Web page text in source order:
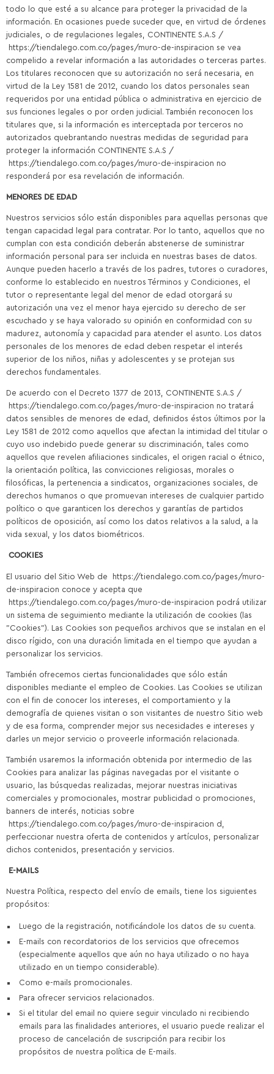
todo lo que esté a su alcance para proteger la privacidad de la
información. En ocasiones puede suceder que, en virtud de órdenes
judiciales, o de regulaciones legales, CONTINENTE S.A.S /
https://tiendalego.com.co/pages/muro-de-inspiracion se vea
compelido a revelar información a las autoridades o terceras partes.
Los titulares reconocen que su autorización no será necesaria, en
virtud de la Ley 1581 de 2012, cuando los datos personales sean
requeridos por una entidad pública o administrativa en ejercicio de
sus funciones legales o por orden judicial. También reconocen los
titulares que, si la información es interceptada por terceros no
autorizados quebrantando nuestras medidas de seguridad para
proteger la información CONTINENTE S.A.S /
https://tiendalego.com.co/pages/muro-de-inspiracion no
responderá por esa revelación de información.
MENORES DE EDAD
Nuestros servicios sólo están disponibles para aquellas personas que
tengan capacidad legal para contratar. Por lo tanto, aquellos que no
cumplan con esta condición deberán abstenerse de suministrar
información personal para ser incluida en nuestras bases de datos.
Aunque pueden hacerlo a través de los padres, tutores o curadores,
conforme lo establecido en nuestros Términos y Condiciones, el
tutor o representante legal del menor de edad otorgará su
autorización una vez el menor haya ejercido su derecho de ser
escuchado y se haya valorado su opinión en conformidad con su
madurez, autonomía y capacidad para atender el asunto. Los datos
personales de los menores de edad deben respetar el interés
superior de los niños, niñas y adolescentes y se protejan sus
derechos fundamentales.
De acuerdo con el Decreto 1377 de 2013, CONTINENTE S.A.S /
https://tiendalego.com.co/pages/muro-de-inspiracion no tratará
datos sensibles de menores de edad, definidos éstos últimos por la
Ley 1581 de 2012 como aquellos que afectan la intimidad del titular o
cuyo uso indebido puede generar su discriminación, tales como
aquellos que revelen afiliaciones sindicales, el origen racial o étnico,
la orientación política, las convicciones religiosas, morales o
filosóficas, la pertenencia a sindicatos, organizaciones sociales, de
derechos humanos o que promuevan intereses de cualquier partido
político o que garanticen los derechos y garantías de partidos
políticos de oposición, así como los datos relativos a la salud, a la
vida sexual, y los datos biométricos.
COOKIES
El usuario del Sitio Web de https://tiendalego.com.co/pages/muro-
de-inspiracion conoce y acepta que
https://tiendalego.com.co/pages/muro-de-inspiracion podrá utilizar
un sistema de seguimiento mediante la utilización de cookies (las
"Cookies"). Las Cookies son pequeños archivos que se instalan en el
disco rígido, con una duración limitada en el tiempo que ayudan a
personalizar los servicios.
También ofrecemos ciertas funcionalidades que sólo están
disponibles mediante el empleo de Cookies. Las Cookies se utilizan
con el fin de conocer los intereses, el comportamiento y la
demografía de quienes visitan o son visitantes de nuestro Sitio web
y de esa forma, comprender mejor sus necesidades e intereses y
darles un mejor servicio o proveerle información relacionada.
También usaremos la información obtenida por intermedio de las
Cookies para analizar las páginas navegadas por el visitante o
usuario, las búsquedas realizadas, mejorar nuestras iniciativas
comerciales y promocionales, mostrar publicidad o promociones,
banners de interés, noticias sobre
https://tiendalego.com.co/pages/muro-de-inspiracion d,
perfeccionar nuestra oferta de contenidos y artículos, personalizar
dichos contenidos, presentación y servicios.
E-MAILS
Nuestra Política, respecto del envío de emails, tiene los siguientes
propósitos:
Luego de la registración, notificándole los datos de su cuenta.
E-mails con recordatorios de los servicios que ofrecemos
(especialmente aquellos que aún no haya utilizado o no haya
utilizado en un tiempo considerable).
Como e-mails promocionales.
Para ofrecer servicios relacionados.
Si el titular del email no quiere seguir vinculado ni recibiendo
emails para las finalidades anteriores, el usuario puede realizar el
proceso de cancelación de suscripción para recibir los
propósitos de nuestra política de E-mails.